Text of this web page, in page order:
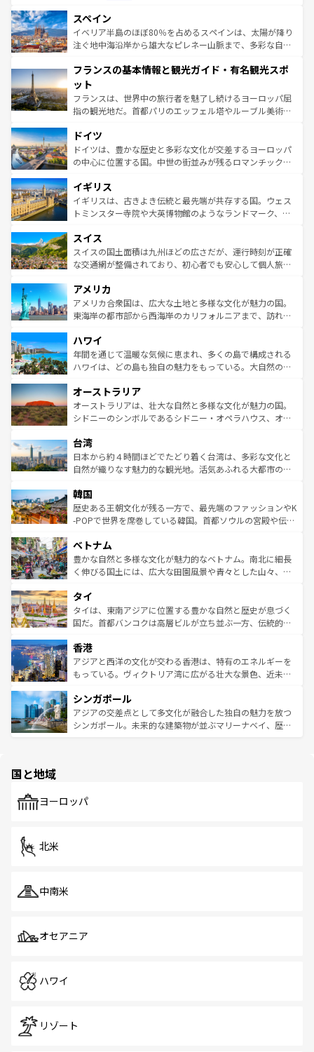
ろん、トスカーナの美しい田園風景やアマルフィ海岸の絶
景など、自然景観も見逃せない。観光の合間には、本場の
ピザやパスタなど、絶品のイタリア料理を堪能することも
ませてくれるイタリアで、忘れられない旅をしてみよう！
なお、新着のイタリア情報は
しい。
スペイン
イベリア半島のほぼ80％を占めるスペインは、太陽が降り
注ぐ地中海沿岸から雄大なピレネー山脈まで、多彩な自然
文化が根付くこの国では、情熱的なフラメンコ、熱気あふ
れる闘牛、そして美味しいタパスが生活の一部となってい
る。首都マドリードの洗練された雰囲気や、バルセロナの
アートに溢れた街角から、地方では古代ローマ遺跡や中世
せる。地方によって風土や気候が異なるスペインはその個
性で訪れる人を魅了する。 なお、新着のスペイン情報は コ
ンテンツ一覧を参照してほしい。
フランスの基本情報と観光ガイド・有名観光スポ
ット
フランスは、世界中の旅行者を魅了し続けるヨーロッパ屈
指の観光地だ。首都パリのエッフェル塔やルーブル美術館
で、幅広い魅力が詰まっている。華麗な宮殿、歴史的な大
聖堂、美しいビーチ、そして豊かな自然が、訪れる者を心
から魅了する。また、フランスは美食の国としても知ら
いる。シャンパンの発祥地であるランス、プロヴァンスの
香り高いラベンダー畑など、多彩な楽しみ方が可能だ。さ
らに、パリ以外の地域にも魅力が溢れており、どの街角に
れる地方に足を運ぶとそれぞれで全く異なる文化を体験で
きるだろう。 なお、新着のフランス情報はコンテンツ一覧
を参照してほしい。
ドイツ
ドイツは、豊かな歴史と多彩な文化が交差するヨーロッパ
の中心に位置する国。中世の街並みが残るロマンチック街
顔を持つこの国は、どこを歩いても飽きることがない。ベ
ルリンの文化的活気、バイエルン州のアルプスの絶景、そ
してライン川沿いのワイン畑といった風景は必見。ビール
は、お酒好きな人にはぜひ体験してほしい。 なお、新着の
ドイツ情報はコンテンツ一覧を参照してほしい。
イギリス
イギリスは、古きよき伝統と最先端が共存する国。ウェス
トミンスター寺院や大英博物館のようなランドマーク、歴
リアごとに異なる魅力がある。また、優雅なアフタヌーン
ティー、ビール好きにはたまらない英国パブ、サッカー観
戦など、本場だからこそできる体験も豊富。イギリスを旅
ンツ一覧を参照してほしい。
スイス
スイスの国土面積は九州ほどの広さだが、運行時刻が正確
な交通網が整備されており、初心者でも安心して個人旅行
の建物がそのまま残る町や、スイスならではのユニークな
博物館もあり、アルプス観光だけでなく町歩きも満喫する
ことができる。国民の所得が高いため物価も高いが、旅行
ば市内交通費無料で観光を楽しむこともできる。 なお、新
着のスイス情報はコンテンツ一覧 を参照してほしい。
アメリカ
アメリカ合衆国は、広大な土地と多様な文化が魅力の国。
東海岸の都市部から西海岸のカリフォルニアまで、訪れる
のような巨大都市は、観光、ショッピング、エンターテイ
ンメントが詰まった刺激的なスポットだ。一方、アメリカ
西部には大自然が広がり、グランドキャニオンやイエロー
部のニューオーリンズでは、音楽と美食が融合した独特の
文化が魅力。旅行者はアメリカの各地域で異なる魅力を楽
しみながら、その多様性と豊かな歴史を感じることができ
ならではの贅沢な旅のスタイルだ。 なお、新着のアメリカ
情報はコンテンツ一覧を参照してほしい。
ハワイ
年間を通じて温暖な気候に恵まれ、多くの島で構成される
ハワイは、どの島も独自の魅力をもっている。大自然の神
ワイ島は見逃せない。また、定番の観光地といえばオアフ
島だが、静かな自然を求めるならマウイ島やカウアイ島が
おすすめ。エメラルドグリーンに輝く海をはじめ、豊かな
れるおもてなしの心で訪れる人々を迎えてくれるハワイの
人々、おいしいローカルフードやハワイアンミュージッ
ク、伝統的なフラダンスなど、すべてがハワイの魅力を彩
ワイを、存分に味わってほしい。 なお、新着のハワイ情報
はコンテンツ一覧を参照してほしい。
オーストラリア
オーストラリアは、壮大な自然と多様な文化が魅力の国。
シドニーのシンボルであるシドニー・オペラハウス、オー
リアリーフや大陸中央部にそびえるウルル（エアーズロッ
ク）、タスマニアの美しい原生林やケアンズの熱帯雨林な
ど、見どころがたくさん。また、カフェやワイン、オージ
いる。アクティビティも充実しており、サーフィンやダイ
ビング、ハイキングなど、アウトドア好きにはたまらな
い。オーストラリアの多彩な魅力を存分に味わいつくそ
参照してほしい。
台湾
日本から約４時間ほどでたどり着く台湾は、多彩な文化と
自然が織りなす魅力的な観光地。活気あふれる大都市の台
ン）、静ひつな山岳地帯である台湾東部など、都市の喧騒
と山間の静けさが共存しており、訪れる人に新しい発見と
驚きをもたらしてくれる。また、奥深い台湾の食文化も魅
容にもいいと評判のスイーツなど、バラエティ豊かな料理
が味わえる。 なお、新着の台湾情報は コンテンツ一覧を参
照してほしい。
韓国
歴史ある王朝文化が残る一方で、最先端のファッションやK
-POPで世界を席巻している韓国。首都ソウルの宮殿や伝統
き、地方に足を延ばせば四季折々の自然美を楽しむことが
できる。そして、キムチや焼肉、絶品のストリートフード
まで、さまざまな韓国料理が待っている。夜には、韓国な
リティに包まれながら、韓国の多彩な魅力を心ゆくまで味
わってみてほしい。 なお、新着の韓国情報はコンテンツ一
覧を参照してほしい。
ベトナム
豊かな自然と多様な文化が魅力的なベトナム。南北に細長
く伸びる国土には、広大な田園風景や青々とした山々、世
急速な発展と共に伝統が息づく。ハノイの古い町並みやホ
ーチミン市のフランス統治時代の建物も、独特の雰囲気を
醸し出している。また、バラエティの豊かさとおいしさで
とつ。フォーやバインミー、ベトナムコーヒーなどは、ぜ
ひ現地で味わいたい。どの地域を訪れてもあたたかい人々
が旅行者を迎えてくれるので、きっと忘れられない旅にな
参照してほしい。
タイ
タイは、東南アジアに位置する豊かな自然と歴史が息づく
国だ。首都バンコクは高層ビルが立ち並ぶ一方、伝統的な
の活気が交差している。北部ではチェンマイなどの山岳地
帯で自然と触れ合い、南部ではプーケットやクラビの美し
いビーチでリゾート気分を楽しむことができる。タイ料理
激する。気候は一年中温暖で、どの季節にも異なる楽しみ
が待っている。親しみやすいタイの人々、仏教を中心とし
た文化、そして多様な観光資源が、訪れる旅人を魅了し続
香港
アジアと西洋の文化が交わる香港は、特有のエネルギーを
もっている。ヴィクトリア湾に広がる壮大な景色、近未来
み、どこを訪れても感動するはず。観光スポットが密集し
ており、効率よく見どころを回れるのも魅力。息をのむよ
うな絶景から文化的な体験まで、香港を存分に楽しみ尽く
シンガポール
アジアの交差点として多文化が融合した独自の魅力を放つ
シンガポール。未来的な建築物が並ぶマリーナベイ、歴史
で、ホーカーズは地元の風情を楽しめる外せないスポット
国と地域
ヨーロッパ
北米
中南米
オセアニア
ハワイ
リゾート